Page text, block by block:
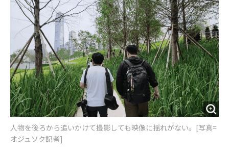
人物を後ろから追いかけて撮影しても映像に揺れがない。[写真=
オジュソク記者]